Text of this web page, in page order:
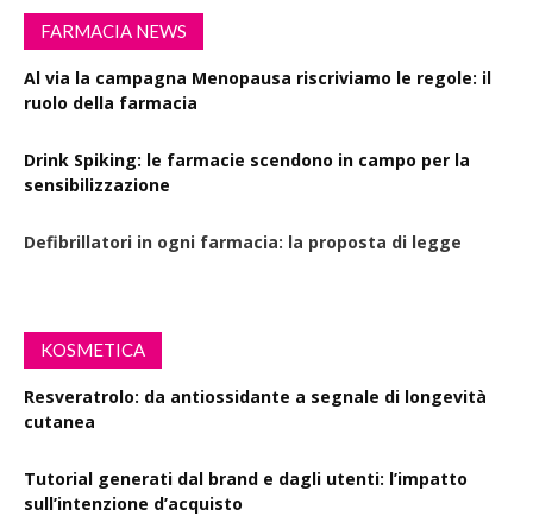
FARMACIA NEWS
Al via la campagna Menopausa riscriviamo le regole: il
ruolo della farmacia
Drink Spiking: le farmacie scendono in campo per la
sensibilizzazione
Defibrillatori in ogni farmacia: la proposta di legge
KOSMETICA
Resveratrolo: da antiossidante a segnale di longevità
cutanea
Tutorial generati dal brand e dagli utenti: l’impatto
sull’intenzione d’acquisto